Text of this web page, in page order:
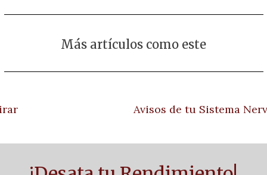
Más artículos como este